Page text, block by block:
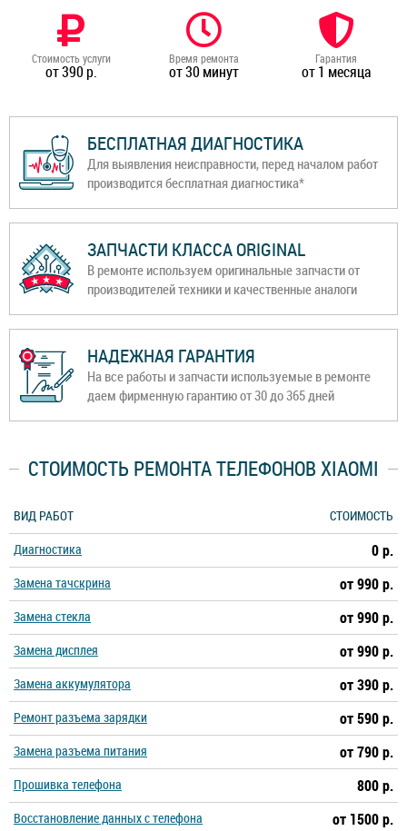
Стоимость услуги
от 390 р.
Время ремонта
от 30 минут
Гарантия
от 1 месяца
БЕСПЛАТНАЯ ДИАГНОСТИКА
Для выявления неисправности, перед началом работ
производится бесплатная диагностика*
ЗАПЧАСТИ КЛАССА ORIGINAL
В ремонте используем оригинальные запчасти от
производителей техники и качественные аналоги
НАДЕЖНАЯ ГАРАНТИЯ
На все работы и запчасти используемые в ремонте
даем фирменную гарантию от 30 до 365 дней
СТОИМОСТЬ РЕМОНТА ТЕЛЕФОНОВ XIAOMI
ВИД РАБОТ
СТОИМОСТЬ
Диагностика
0 р.
Замена тачскрина от 990 р.
Замена стекла от 990 р.
Замена дисплея от 990 р.
Замена аккумулятора от 390 р.
Ремонт разъема зарядки от 590 р.
Замена разъема питания от 790 р.
Прошивка телефона 800 р.
Восстановление данных с телефона от 1500 р.